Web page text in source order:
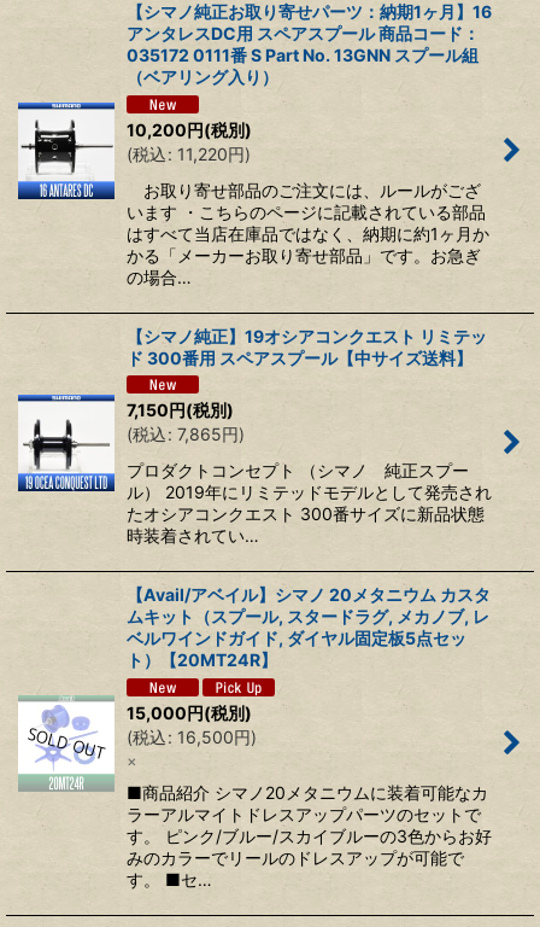
【シマノ純正お取り寄せパーツ：納期1ヶ月】16
アンタレスDC用 スペアスプール 商品コード：
035172 0111番 S Part No. 13GNN スプール組
（ベアリング入り）
10,200円(税別)
(税込: 11,220円)
お取り寄せ部品のご注文には、ルールがござ
います ・こちらのページに記載されている部品
はすべて当店在庫品ではなく、納期に約1ヶ月か
かる「メーカーお取り寄せ部品」です。お急ぎ
の場合…
【シマノ純正】19オシアコンクエスト リミテッ
ド 300番用 スペアスプール【中サイズ送料】
7,150円(税別)
(税込: 7,865円)
プロダクトコンセプト （シマノ 純正スプー
ル） 2019年にリミテッドモデルとして発売され
たオシアコンクエスト 300番サイズに新品状態
時装着されてい…
【Avail/アベイル】シマノ 20メタニウム カスタ
ムキット（スプール, スタードラグ, メカノブ, レ
ベルワインドガイド, ダイヤル固定板5点セッ
ト）【20MT24R】
15,000円(税別)
(税込: 16,500円)
×
■商品紹介 シマノ20メタニウムに装着可能なカ
ラーアルマイトドレスアップパーツのセットで
す。 ピンク/ブルー/スカイブルーの3色からお好
みのカラーでリールのドレスアップが可能で
す。 ■セ…